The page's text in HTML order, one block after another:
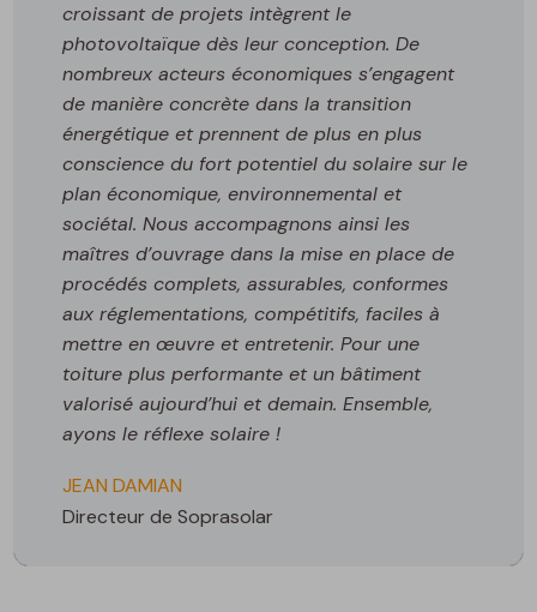
croissant de projets intègrent le
photovoltaïque dès leur conception. De
nombreux acteurs économiques s’engagent
de manière concrète dans la transition
énergétique et prennent de plus en plus
conscience du fort potentiel du solaire sur le
plan économique, environnemental et
sociétal. Nous accompagnons ainsi les
maîtres d’ouvrage dans la mise en place de
procédés complets, assurables, conformes
aux réglementations, compétitifs, faciles à
mettre en œuvre et entretenir. Pour une
toiture plus performante et un bâtiment
valorisé aujourd’hui et demain. Ensemble,
ayons le réflexe solaire !
JEAN DAMIAN
Directeur de Soprasolar